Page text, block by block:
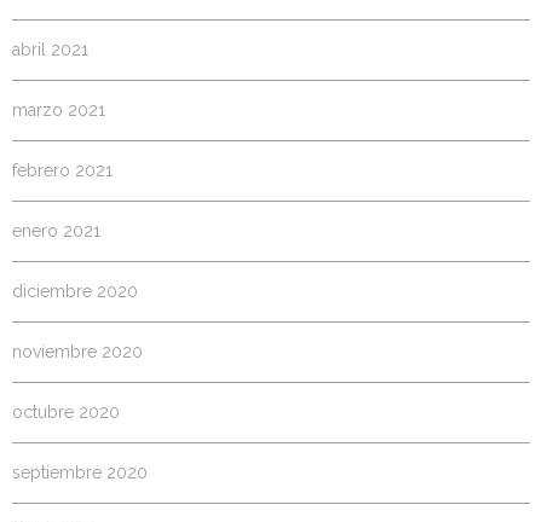
abril 2021
marzo 2021
febrero 2021
enero 2021
diciembre 2020
noviembre 2020
octubre 2020
septiembre 2020